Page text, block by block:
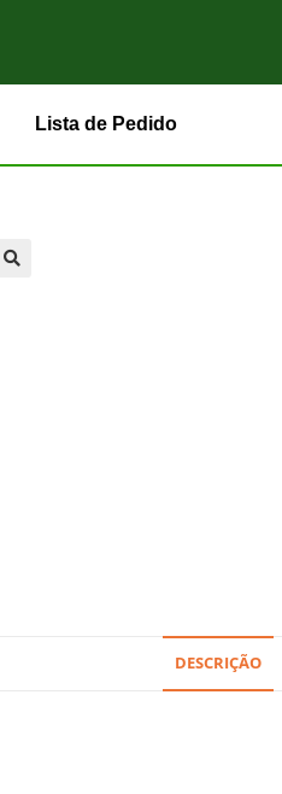
Lista de Pedido
DESCRIÇÃO